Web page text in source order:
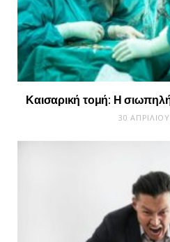
Καισαρική τομή: Η
30